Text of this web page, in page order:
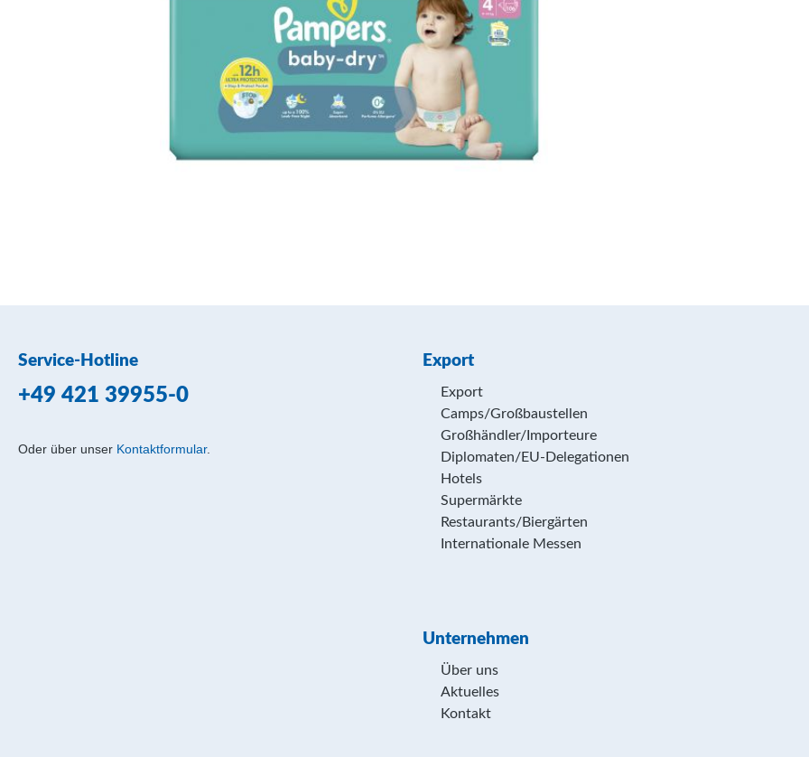
Service-Hotline
+49 421 39955-0
Oder über unser Kontaktformular.
Export
Export
Camps/Großbaustellen
Großhändler/Importeure
Diplomaten/EU-Delegationen
Hotels
Supermärkte
Restaurants/Biergärten
Internationale Messen
Unternehmen
Über uns
Aktuelles
Kontakt